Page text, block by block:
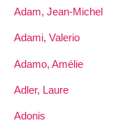
Adam, Jean-Michel
Adami, Valerio
Adamo, Amélie
Adler, Laure
Adonis